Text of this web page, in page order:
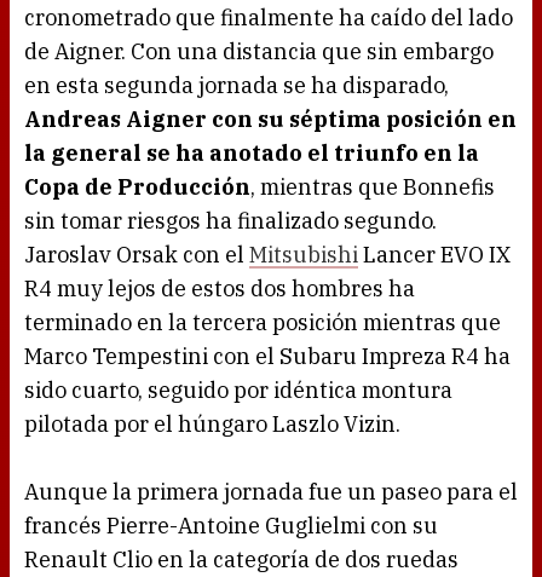
cronometrado que finalmente ha caído del lado
de Aigner. Con una distancia que sin embargo
en esta segunda jornada se ha disparado,
Andreas Aigner con su séptima posición en
la general se ha anotado el triunfo en la
Copa de Producción, mientras que Bonnefis
sin tomar riesgos ha finalizado segundo.
Jaroslav Orsak con el MitsubishiLancer EVO IX
R4 muy lejos de estos dos hombres ha
terminado en la tercera posición mientras que
Marco Tempestini con el Subaru Impreza R4 ha
sido cuarto, seguido por idéntica montura
pilotada por el húngaro Laszlo Vizin.
Aunque la primera jornada fue un paseo para el
francés Pierre-Antoine Guglielmi con su
Renault Clio en la categoría de dos ruedas